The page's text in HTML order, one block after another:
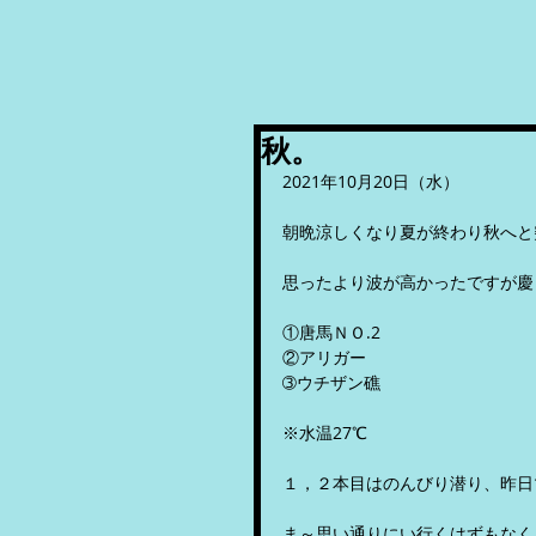
秋。
2021年10月20日（水）
朝晩涼しくなり夏が終わり秋へ
思ったより波が高かったですが
①唐馬ＮＯ.2
②アリガー
➂ウチザン礁
※水温27℃
１，２本目はのんびり潜り、昨